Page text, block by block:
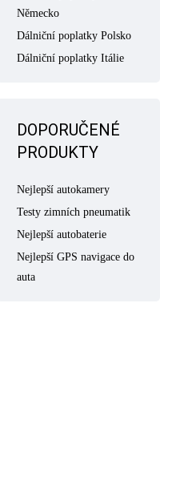
Německo
Dálniční poplatky Polsko
Dálniční poplatky Itálie
DOPORUČENÉ
PRODUKTY
Nejlepší autokamery
Testy zimních pneumatik
Nejlepší autobaterie
Nejlepší GPS navigace do
auta